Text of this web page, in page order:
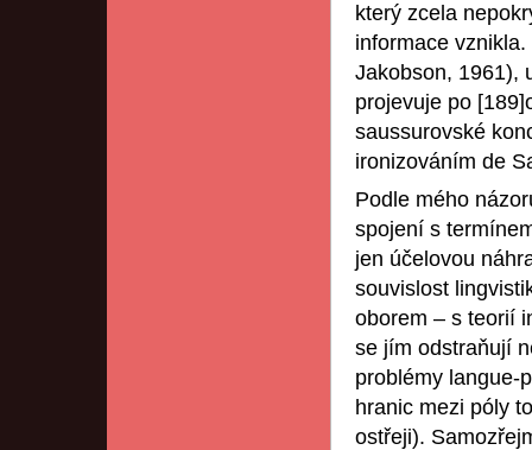
který zcela
informace
Jakobson, 1961),
projevuje po
saussurovské
ironizováním de
Podle mého
spojení s
jen účelovou
souvislost
oborem – s teorií
se jím odstraňují
problémy langue-
hranic mezi póly
ostřeji).